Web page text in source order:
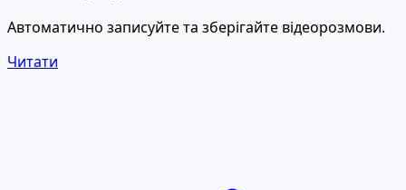
Автоматично записуйте та зберігайте відеорозмови.
Читати